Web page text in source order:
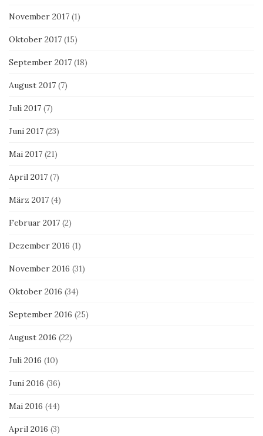
November 2017 (1)
Oktober 2017 (15)
September 2017 (18)
August 2017 (7)
Juli 2017 (7)
Juni 2017 (23)
Mai 2017 (21)
April 2017 (7)
März 2017 (4)
Februar 2017 (2)
Dezember 2016 (1)
November 2016 (31)
Oktober 2016 (34)
September 2016 (25)
August 2016 (22)
Juli 2016 (10)
Juni 2016 (36)
Mai 2016 (44)
April 2016 (3)